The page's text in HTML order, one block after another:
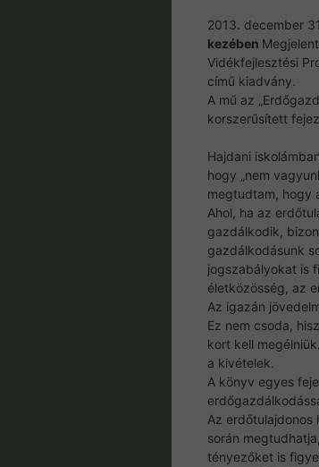
2013. december
kezében
Vidékfejlesztési
című kiadvány.
A mű az
korszerűsített
Hajdani
hogy „nem
megtudtam, hogy
Ahol, ha az
gazdálkodik,
gazdálkodásunk
jogszabályokat is
életközösség, az
Az igazán
Ez nem csoda,
kort kell
a kivételek.
A könyv egyes
Az erdőtulajdonos
során
tényezőket is